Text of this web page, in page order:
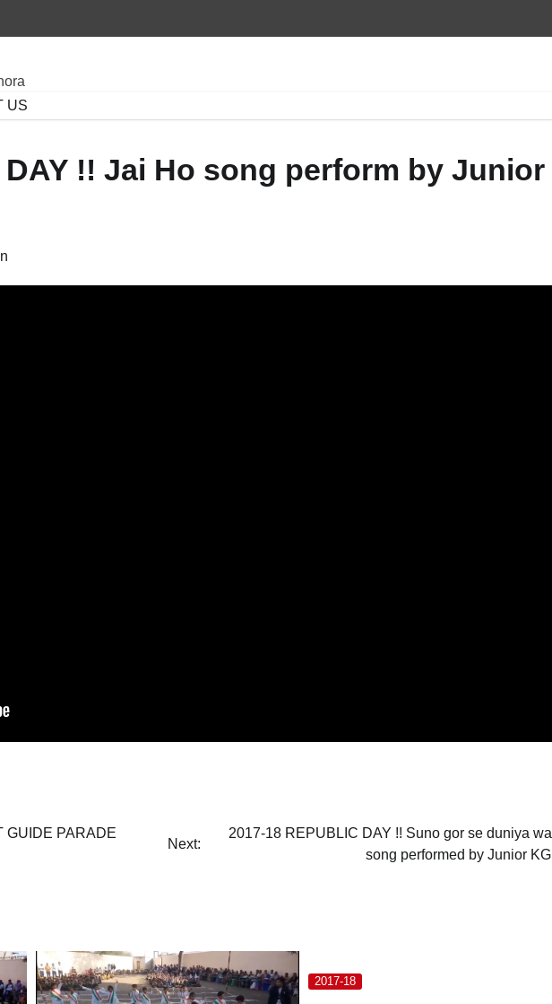
US
DAY !! Jai Ho song perform by Junior
GUIDE PARADE
Next:
2017-18 REPUBLIC DAY !! Suno gor se duniya
song performed by Junior KG
2017-18